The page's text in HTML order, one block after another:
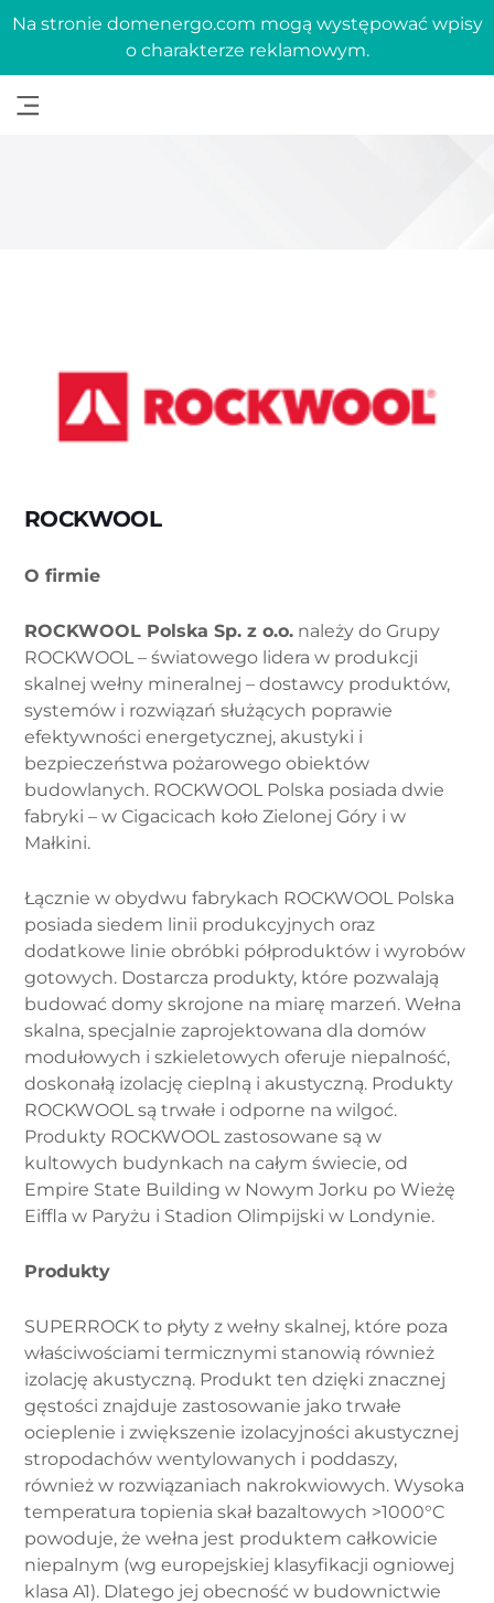
Na stronie domenergo.com mogą występować wpisy
o charakterze reklamowym.
ROCKWOOL
O firmie
ROCKWOOL Polska Sp. z o.o. należy do Grupy
ROCKWOOL – światowego lidera w produkcji
skalnej wełny mineralnej – dostawcy produktów,
systemów i rozwiązań służących poprawie
efektywności energetycznej, akustyki i
bezpieczeństwa pożarowego obiektów
budowlanych. ROCKWOOL Polska posiada dwie
fabryki – w Cigacicach koło Zielonej Góry i w
Małkini.
Łącznie w obydwu fabrykach ROCKWOOL Polska
posiada siedem linii produkcyjnych oraz
dodatkowe linie obróbki półproduktów i wyrobów
gotowych. Dostarcza produkty, które pozwalają
budować domy skrojone na miarę marzeń. Wełna
skalna, specjalnie zaprojektowana dla domów
modułowych i szkieletowych oferuje niepalność,
doskonałą izolację cieplną i akustyczną. Produkty
ROCKWOOL są trwałe i odporne na wilgoć.
Produkty ROCKWOOL zastosowane są w
kultowych budynkach na całym świecie, od
Empire State Building w Nowym Jorku po Wieżę
Eiffla w Paryżu i Stadion Olimpijski w Londynie.
Produkty
SUPERROCK to płyty z wełny skalnej, które poza
właściwościami termicznymi stanowią również
izolację akustyczną. Produkt ten dzięki znacznej
gęstości znajduje zastosowanie jako trwałe
ocieplenie i zwiększenie izolacyjności akustycznej
stropodachów wentylowanych i poddaszy,
również w rozwiązaniach nakrokwiowych. Wysoka
temperatura topienia skał bazaltowych >1000°C
powoduje, że wełna jest produktem całkowicie
niepalnym (wg europejskiej klasyfikacji ogniowej
klasa A1). Dlatego jej obecność w budownictwie